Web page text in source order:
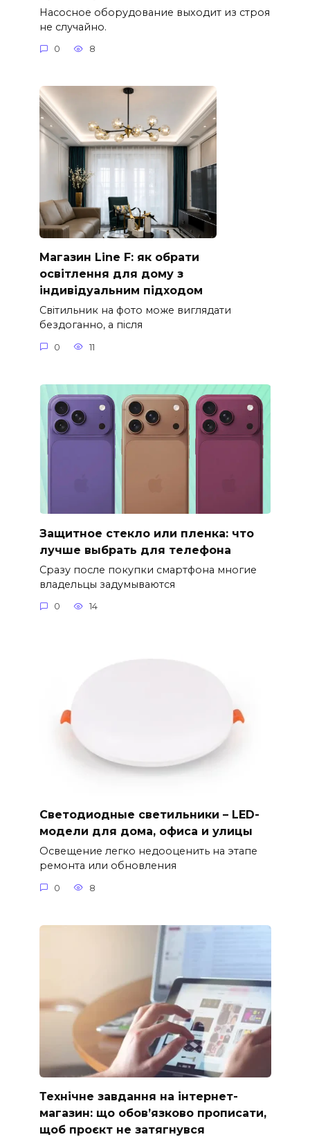
Насосное оборудование выходит из строя
не случайно.
0 8
Магазин Line F: як обрати
освітлення для дому з
індивідуальним підходом
Світильник на фото може виглядати
бездоганно, а після
0 11
Защитное стекло или пленка: что
лучше выбрать для телефона
Сразу после покупки смартфона многие
владельцы задумываются
0 14
Светодиодные светильники – LED-
модели для дома, офиса и улицы
Освещение легко недооценить на этапе
ремонта или обновления
0 8
Технічне завдання на інтернет-
магазин: що обов’язково прописати,
щоб проєкт не затягнувся